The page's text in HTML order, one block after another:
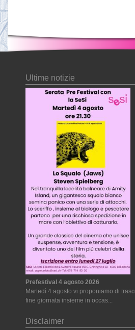
Ultime notizie
Prefestival 4 agosto 2026
Martedì 4 agosto vi proponiamo di
fine giornata insieme in occas...
Disclaimer